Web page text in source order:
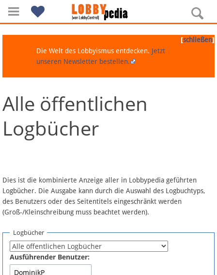
Navigation
Über Lobbypedia
Artikel nach Kategorien
FAQ
Fördermitglied werden
Fehler melden
[schließen]
Die Welt des Lobbyismus entdecken. Jetzt
unseren Newsletter bestellen.
Alle öffentlichen
Logbücher
Dies ist die kombinierte Anzeige aller in Lobbypedia geführten
Logbücher. Die Ausgabe kann durch die Auswahl des Logbuchtyps,
des Benutzers oder des Seitentitels eingeschränkt werden
(Groß-/Kleinschreibung muss beachtet werden).
Logbücher
Ausführender Benutzer: